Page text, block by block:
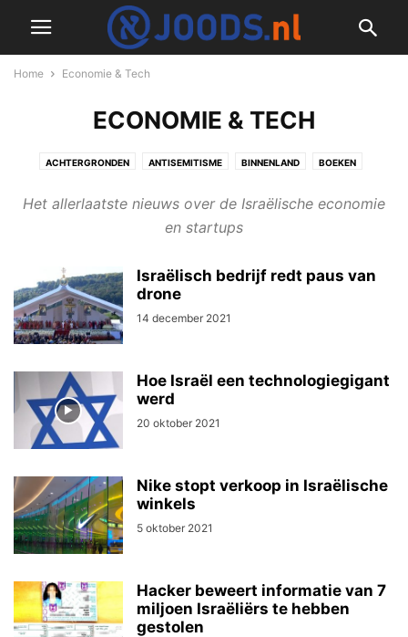
Home Economie & Tech
ECONOMIE & TECH
ACHTERGRONDEN ANTISEMITISME BINNENLAND BOEKEN
DIVERS ECONOMIE & TECH GESCHIEDENIS ISRAËL NIEUWS
OPINIE & COLUMNS
VIDEO WETENSCHAP
Het allerlaatste nieuws over de Israëlische economie
en startups
Israëlisch bedrijf redt paus van
drone
14 december 2021
Hoe Israël een technologiegigant
werd
20 oktober 2021
Nike stopt verkoop in Israëlische
winkels
5 oktober 2021
Hacker beweert informatie van 7
miljoen Israëliërs te hebben
gestolen